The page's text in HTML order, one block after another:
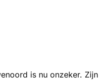
is nu onzeker. Zijn